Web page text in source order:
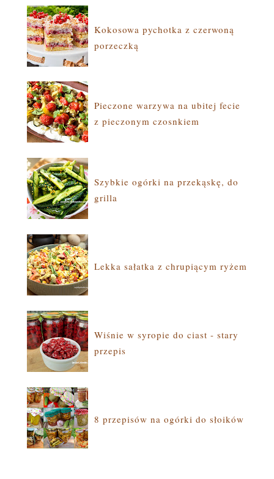
Kokosowa pychotka z czerwoną
porzeczką
Pieczone warzywa na ubitej fecie
z pieczonym czosnkiem
Szybkie ogórki na przekąskę, do
grilla
Lekka sałatka z chrupiącym ryżem
Wiśnie w syropie do ciast - stary
przepis
8 przepisów na ogórki do słoików